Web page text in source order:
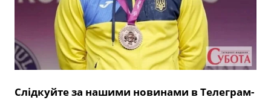
Слідкуйте за нашими новинами в Телеграм-